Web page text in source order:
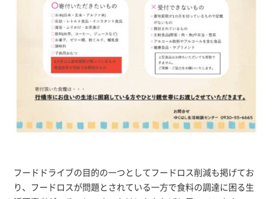
フードドライブの目的の一つとしてフードロス削減も掲げてお
り、フードロスが問題とされている一方で食料の調達に困る生